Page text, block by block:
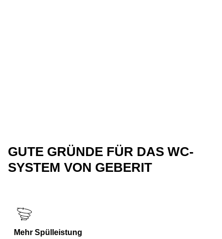
GUTE GRÜNDE FÜR DAS WC-
SYSTEM VON GEBERIT
Mehr Spülleistung